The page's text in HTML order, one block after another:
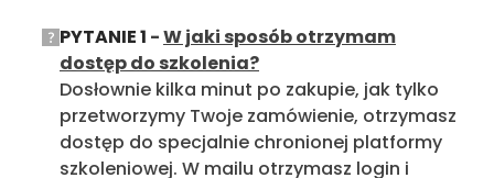
PYTANIE 1 -W jaki sposób otrzymam
dostęp do szkolenia?
Dosłownie kilka minut po zakupie, jak tylko
przetworzymy Twoje zamówienie, otrzymasz
dostęp do specjalnie chronionej platformy
szkoleniowej. W mailu otrzymasz login i